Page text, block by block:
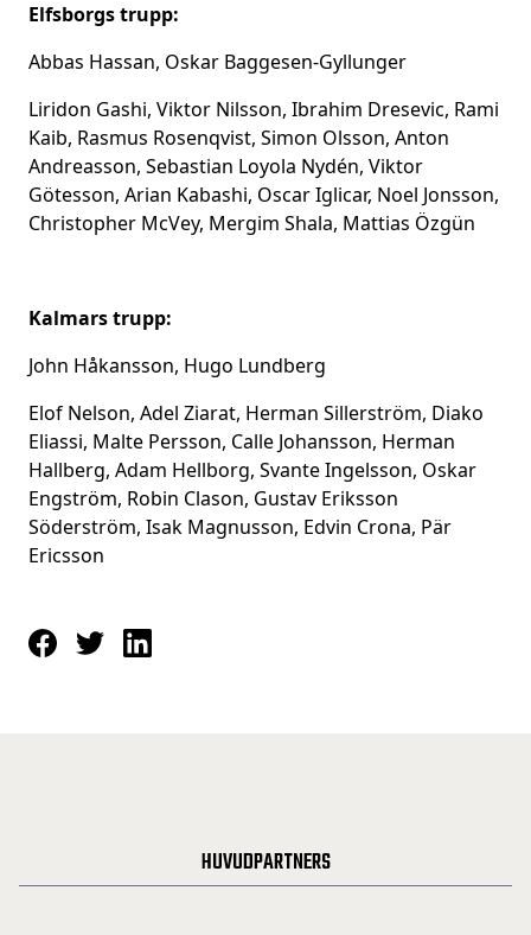
Elfsborgs trupp:
Abbas Hassan, Oskar Baggesen-Gyllunger
Liridon Gashi, Viktor Nilsson, Ibrahim Dresevic, Rami
Kaib, Rasmus Rosenqvist, Simon Olsson, Anton
Andreasson, Sebastian Loyola Nydén, Viktor
Götesson, Arian Kabashi, Oscar Iglicar, Noel Jonsson,
Christopher McVey, Mergim Shala, Mattias Özgün
Kalmars trupp:
John Håkansson, Hugo Lundberg
Elof Nelson, Adel Ziarat, Herman Sillerström, Diako
Eliassi, Malte Persson, Calle Johansson, Herman
Hallberg, Adam Hellborg, Svante Ingelsson, Oskar
Engström, Robin Clason, Gustav Eriksson
Söderström, Isak Magnusson, Edvin Crona, Pär
Ericsson
HUVUDPARTNERS